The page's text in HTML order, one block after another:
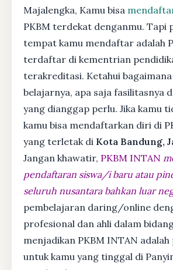
Majalengka, Kamu bisa
PKBM terdekat denganmu. Tapi
tempat kamu mendaftar adalah
terdaftar di kementrian
terakreditasi. Ketahui
belajarnya, apa saja fasilitasnya
yang dianggap perlu. Jika kamu
kamu bisa mendaftarkan diri di
yang terletak di Kota Bandung,
Jangan khawatir, PKBM INTAN
pendaftaran siswa/i baru atau
seluruh nusantara bahkan luar
pembelajaran daring/online
profesional dan ahli dalam
menjadikan PKBM INTAN
untuk kamu yang tinggal di